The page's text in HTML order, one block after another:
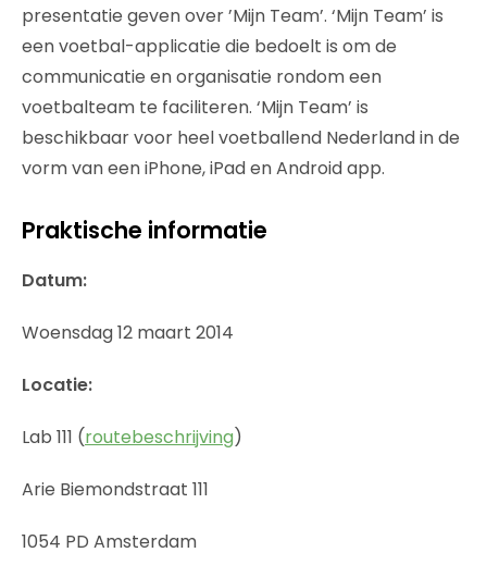
presentatie geven over ’Mijn Team’. ‘Mijn Team’ is
een voetbal-applicatie die bedoelt is om de
communicatie en organisatie rondom een
voetbalteam te faciliteren. ‘Mijn Team’ is
beschikbaar voor heel voetballend Nederland in de
vorm van een iPhone, iPad en Android app.
Praktische informatie
Datum:
Woensdag 12 maart 2014
Locatie:
Lab 111 (routebeschrijving)
Arie Biemondstraat 111
1054 PD Amsterdam